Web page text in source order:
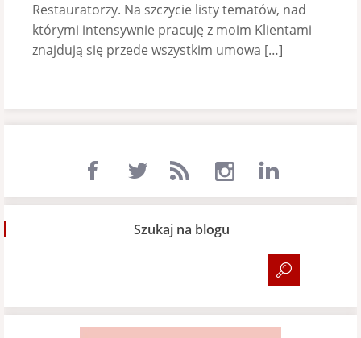
Restauratorzy. Na szczycie listy tematów, nad
którymi intensywnie pracuję z moim Klientami
znajdują się przede wszystkim umowa […]
Szukaj na blogu